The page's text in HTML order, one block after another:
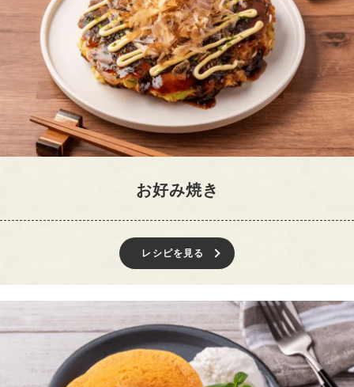
お好み焼き
レシピを見る